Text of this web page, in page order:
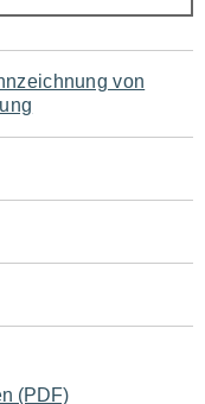
von
(PDF)